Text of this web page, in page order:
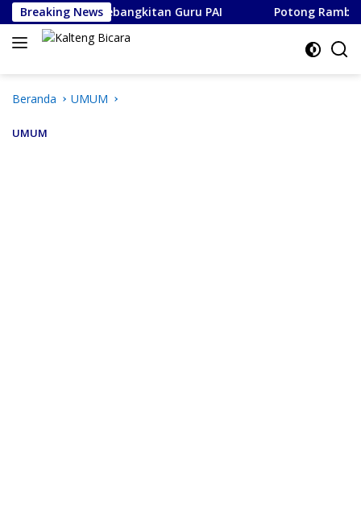
Langsung
ke
konten
Breaking News
Kebangkitan Guru PAI Potong Rambut Bayar
Beranda UMUM
UMUM